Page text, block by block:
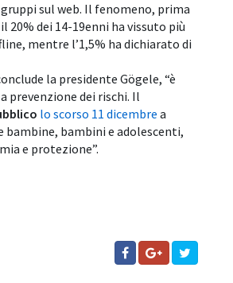
sul web. Il fenomeno, prima
20% dei 14-19enni ha vissuto più
mentre l’1,5% ha dichiarato di
la presidente Gögele, “è
prevenzione dei rischi. Il
lo scorso 11 dicembre a
bambini e adolescenti,
e protezione”.